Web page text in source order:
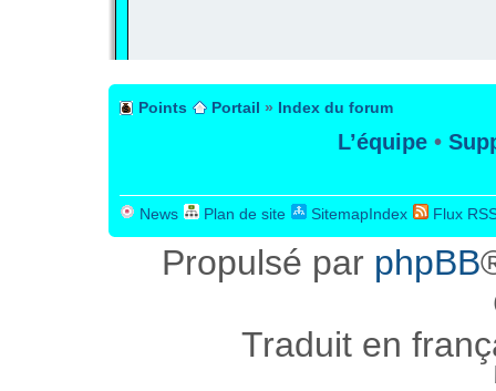
Points Portail » Index du forum
L’équipe •
News Plan de site SitemapIndex Flux
Propulsé par phpBB
Traduit en